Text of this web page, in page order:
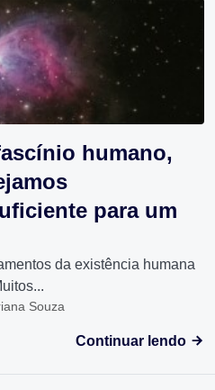
humano,
para um
da existência humana
Souza
Continuar lendo